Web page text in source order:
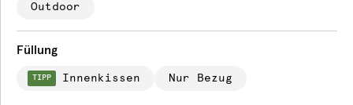
Outdoor
Füllung
TIPP Innenkissen Nur Bezug